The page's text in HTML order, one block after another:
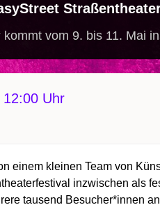
kommt vom 9. bis 11. Mai
Uhr
einem kleinen Team von
inzwischen als
tausend Besucher*innen